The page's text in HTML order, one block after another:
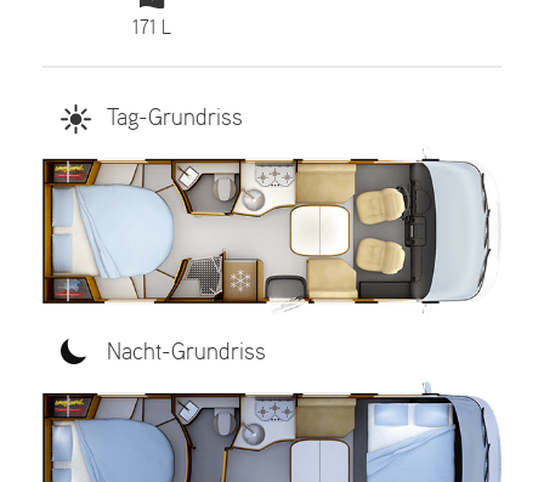
171 L
Tag-Grundriss
Nacht-Grundriss